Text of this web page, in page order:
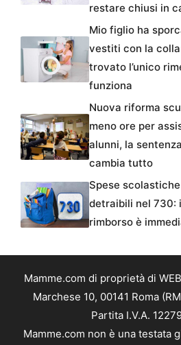
restare chiusi in
Mio figlio ha
vestiti con la
trovato l’unico
funziona
Nuova riforma
meno ore per
alunni, la
cambia tutto
Spese scolastiche
detraibili nel 730:
rimborso è
Mamme.com di proprietà di
Marchese 10, 00141 Roma
Partita I.V.A.
Mamme.com non è una testata